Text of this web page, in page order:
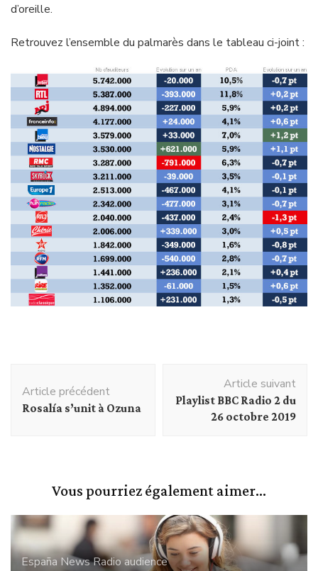
d’oreille.
Retrouvez l’ensemble du palmarès dans le tableau ci-joint :
d'article
Article précédent
Rosalía s’unit à Ozuna
Article suivant
Playlist BBC Radio 2 du
26 octobre 2019
Vous pourriez également aimer...
España NewsRadio audience